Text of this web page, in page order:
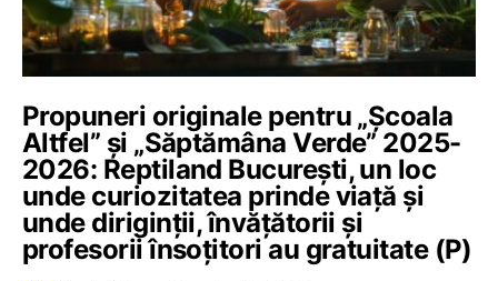
Propuneri originale pentru „Școala
Altfel” și „Săptămâna Verde” 2025-
2026: Reptiland București, un loc
unde curiozitatea prinde viață și
unde diriginții, învățătorii și
profesorii însoțitori au gratuitate (P)